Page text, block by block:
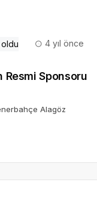
4 yıl önce
Alagöz